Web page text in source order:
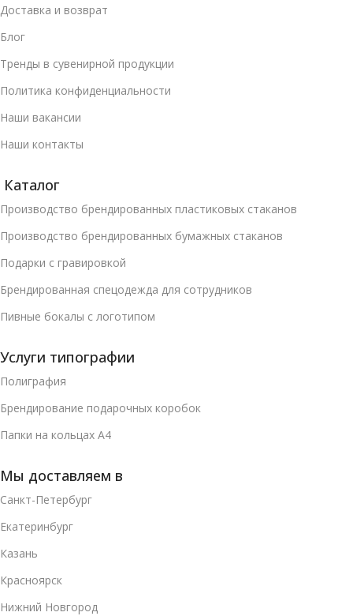
Доставка и возврат
Блог
Тренды в сувенирной продукции
Политика конфиденциальности
Наши вакансии
Наши контакты
Каталог
Производство брендированных пластиковых стаканов
Производство брендированных бумажных стаканов
Подарки с гравировкой
Брендированная спецодежда для сотрудников
Пивные бокалы с логотипом
Услуги типографии
Полиграфия
Брендирование подарочных коробок
Папки на кольцах А4
Мы доставляем в
Санкт-Петербург
Екатеринбург
Казань
Красноярск
Нижний Новгород